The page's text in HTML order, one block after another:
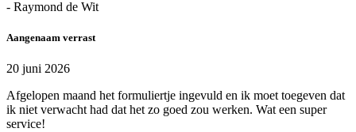
- Raymond de Wit
Aangenaam verrast
20 juni 2026
Afgelopen maand het formuliertje ingevuld en ik moet toegeven dat
ik niet verwacht had dat het zo goed zou werken. Wat een super
service!